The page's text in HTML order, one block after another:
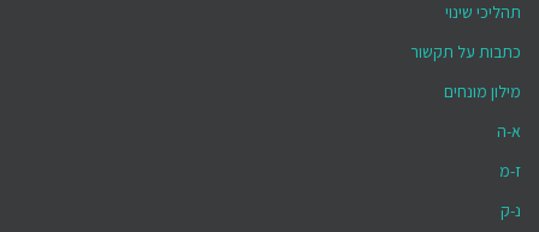
תהליכי שינוי
כתבות על תקשור
מילון מונחים
א-ה
ז-מ
נ-ק